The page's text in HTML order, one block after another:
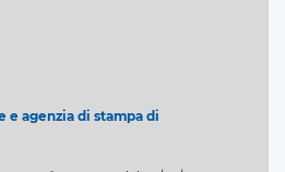
e agenzia di stampa di